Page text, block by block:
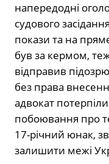
напередодні
судового
покази та на
був за кермом,
відправив
без права
адвокат
побоювання про
17-річний юнак,
залишити межі